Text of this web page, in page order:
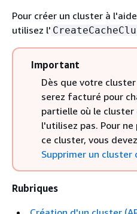
Pour créer un cluster à
utilisez l'
Important
Dès que votre
serez facturé pour
partielle où le
l'utilisez pas. Pour
ce cluster, vous
Supprimer un cluster
Rubriques